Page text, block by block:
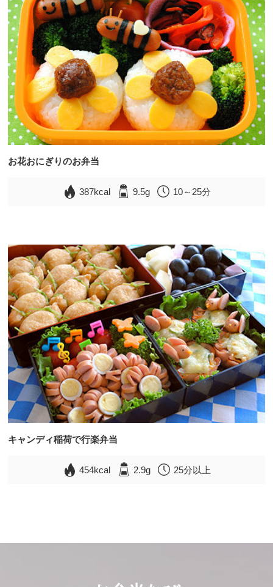
お花おにぎりのお弁当
387kcal 9.5g 10～25分
キャンディ稲荷で行楽弁当
454kcal 2.9g 25分以上